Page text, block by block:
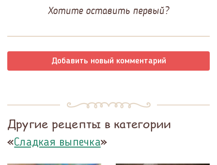
Хотите оставить первый?
Добавить новый комментарий
Другие рецепты в категории
«Сладкая выпечка»